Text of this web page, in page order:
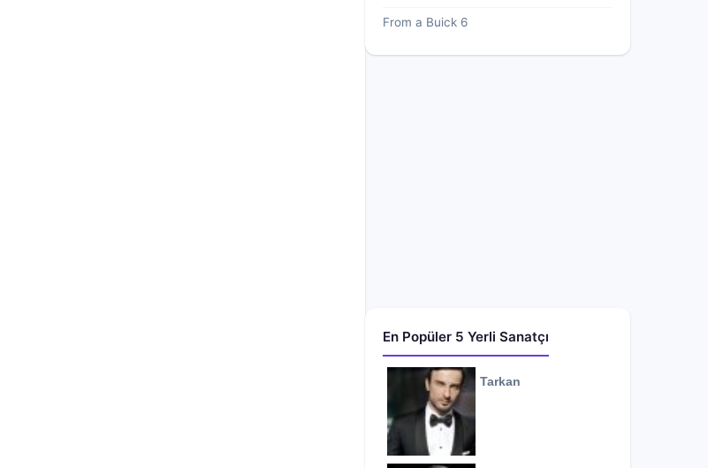
From a Buick 6
En Popüler 5 Yerli Sanatçı
Tarkan